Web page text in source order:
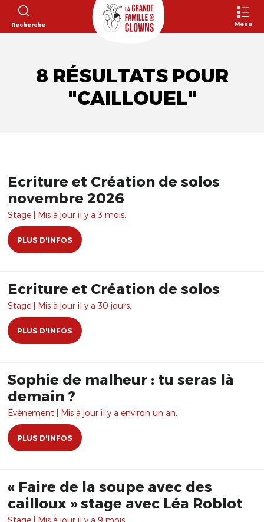
Recherche Menu
8 RÉSULTATS POUR
"CAILLOUEL"
Ecriture et Création de solos
novembre 2026
Stage | Mis à jour il y a 3 mois.
PLUS D'INFOS
Ecriture et Création de solos
Stage | Mis à jour il y a 30 jours.
PLUS D'INFOS
Sophie de malheur : tu seras là
demain ?
Évènement | Mis à jour il y a environ un an.
PLUS D'INFOS
« Faire de la soupe avec des
cailloux » stage avec Léa Roblot
Stage | Mis à jour il y a 9 mois.